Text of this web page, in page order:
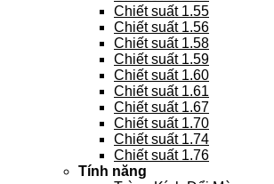
Chiết suất 1.55
Chiết suất 1.56
Chiết suất 1.58
Chiết suất 1.59
Chiết suất 1.60
Chiết suất 1.61
Chiết suất 1.67
Chiết suất 1.70
Chiết suất 1.74
Chiết suất 1.76
Tính năng